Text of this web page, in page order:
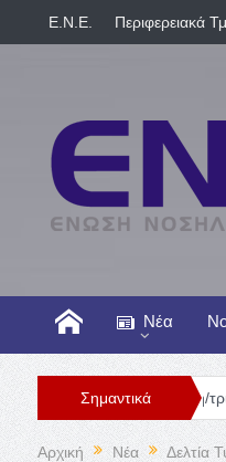
E.N.E. Περιφερειακά
Νέα
Σημαντικά
Νοσηλευτή/τριας στον
Αρχική Νέα Δελτία